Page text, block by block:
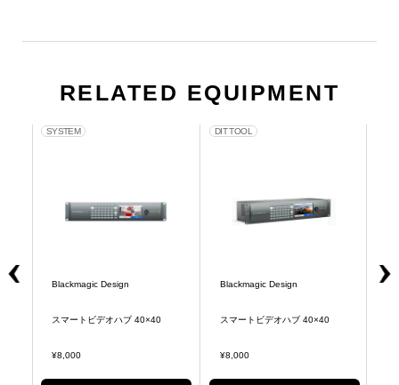
RELATED EQUIPMENT
SYSTEM
Blackmagic Design
スマートビデオハブ 40×40
¥8,000
DIT TOOL
Blackmagic Design
スマートビデオハブ 40×40
¥8,000